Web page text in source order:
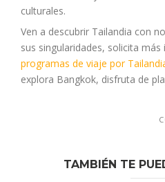
culturales.
Ven a descubrir Tailandia con
sus singularidades, solicita
programas de viaje por
explora Bangkok, disfruta de
TAMBIÉN TE